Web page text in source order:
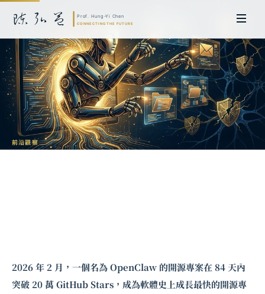
前沿觀察
2026 年 2 月，一個名為 OpenClaw 的開源專案在 84 天內
突破 20 萬 GitHub Stars，成為軟體史上成長最快的開源專